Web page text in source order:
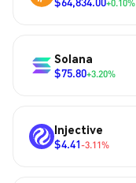
+0.10%
Solana
$75.80+3.20%
Injective
$4.41-3.11%